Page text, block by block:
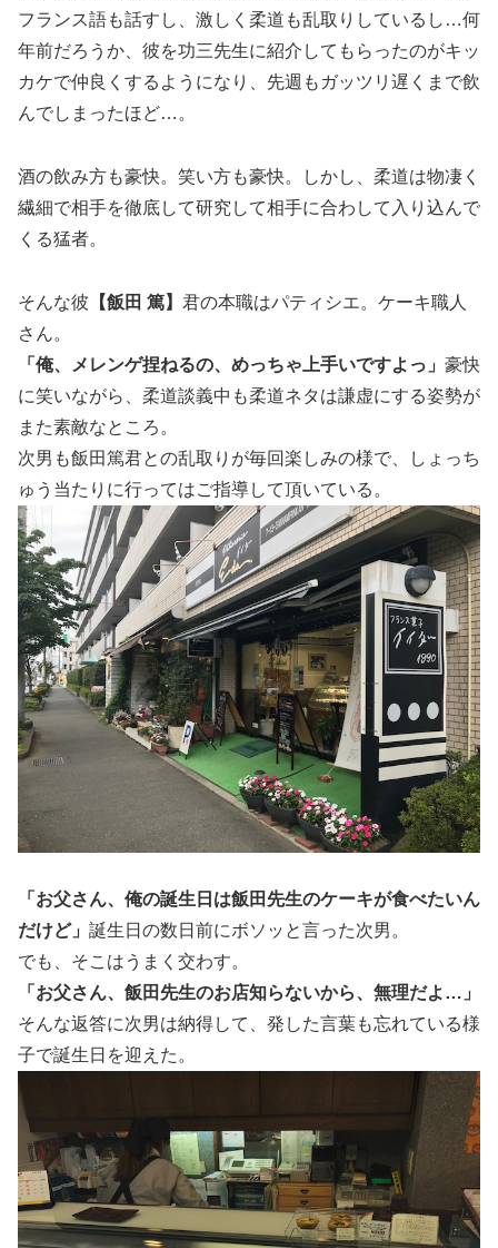
フランス語も話すし、激しく柔道も乱取りしているし…何
年前だろうか、彼を功三先生に紹介してもらったのがキッ
カケで仲良くするようになり、先週もガッツリ遅くまで飲
んでしまったほど…。
酒の飲み方も豪快。笑い方も豪快。しかし、柔道は物凄く
繊細で相手を徹底して研究して相手に合わして入り込んで
くる猛者。
そんな彼 【飯田 篤】 君の本職はパティシエ。ケーキ職人
さん。
「俺、メレンゲ捏ねるの、めっちゃ上手いですよっ」 豪快
に笑いながら、柔道談義中も柔道ネタは謙虚にする姿勢が
また素敵なところ。
次男も飯田篤君との乱取りが毎回楽しみの様で、しょっち
ゅう当たりに行ってはご指導して頂いている。
「お父さん、俺の誕生日は飯田先生のケーキが食べたいん
だけど」 誕生日の数日前にボソッと言った次男。
でも、そこはうまく交わす。
「お父さん、飯田先生のお店知らないから、無理だよ…」
そんな返答に次男は納得して、発した言葉も忘れている様
子で誕生日を迎えた。